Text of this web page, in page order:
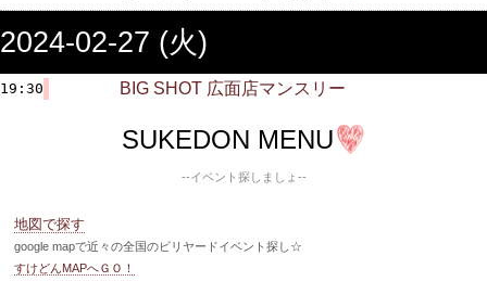
2024-02-27 (火)
19:30 BIG SHOT 広面店マンスリー
SUKEDON MENU
--イベント探しましょ--
地図で探す
google mapで近々の全国のビリヤードイベント探し☆
すけどんMAPへＧＯ！